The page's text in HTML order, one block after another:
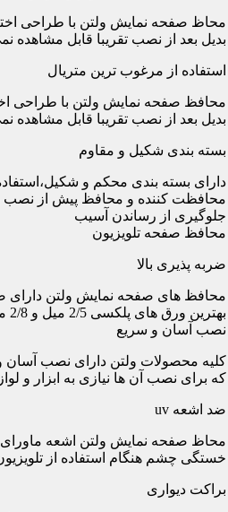
محاظ صفحه نمایش ولتن با طراحی
بدیل بعد از نصب تقریبا قابل مشاهده
استفاده از مرغوب ترین متریال
محافظ صفحه نمایش ولتن با طراحی
بدیل بعد از نصب تقریبا قابل مشاهده
بسته بندی شکیل و مقاوم
دارای بسته بندی محکم و
محافظت کننده و محافظ پیش از نصب
جلوگیری از رساندن آسیب
محافظ صفحه تلویزیون
ضربه پذیری بالا
محافظ های صفحه نمایش ولتن دارای
بهترین ورق های پلکسی 2/5 میل و 2/8 میل تایوانی ساخته شدند.
نصب آسان و سریع
کلیه محصولات ولتن دارای نصب آسان
که برای نصب آن ها نیازی به ابزار و
ضد اشعه uv
خستگی چشم هنگام استفاده از
براکت دیواری